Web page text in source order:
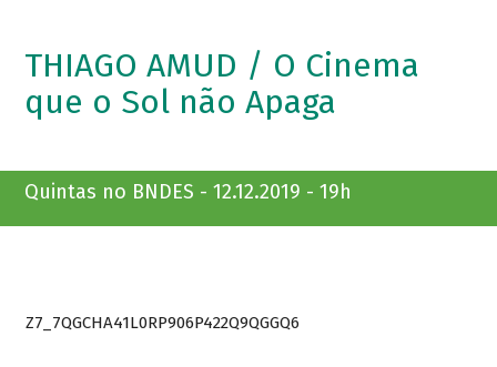
THIAGO AMUD / O Cinema
que o Sol não Apaga
Quintas no BNDES - 12.12.2019 - 19h
Z7_7QGCHA41L0RP906P422Q9QGGQ6